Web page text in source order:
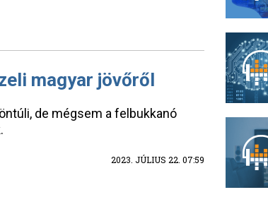
magyar jövőről
de mégsem a felbukkanó
2023. JÚLIUS 22. 07:59